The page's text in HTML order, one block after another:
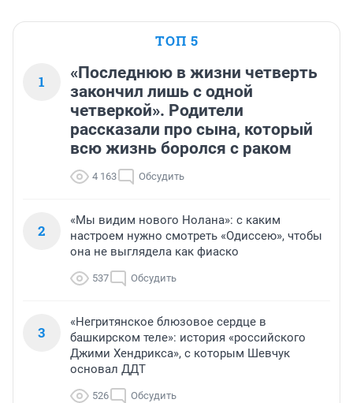
ТОП 5
1
«Последнюю в жизни четверть
закончил лишь с одной
четверкой». Родители
рассказали про сына, который
всю жизнь боролся с раком
4 163 Обсудить
2
«Мы видим нового Нолана»: с каким
настроем нужно смотреть «Одиссею», чтобы
она не выглядела как фиаско
537 Обсудить
3
«Негритянское блюзовое сердце в
башкирском теле»: история «российского
Джими Хендрикса», с которым Шевчук
основал ДДТ
526 Обсудить